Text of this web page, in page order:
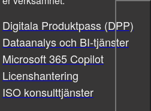
Digitala Produktpass (DPP)
Dataanalys och BI-tjänster
Microsoft 365 Copilot
Licenshantering
ISO konsulttjänster
utmärkelsen Sweden’s Best
2024 av Deloitte